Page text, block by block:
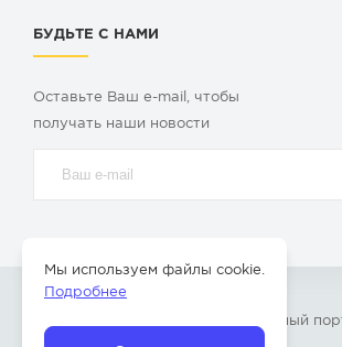
БУДЬТЕ С НАМИ
Оставьте Ваш e-mail, чтобы
получать наши новости
» – Главный
Мы используем файлы cookie.
Подробнее